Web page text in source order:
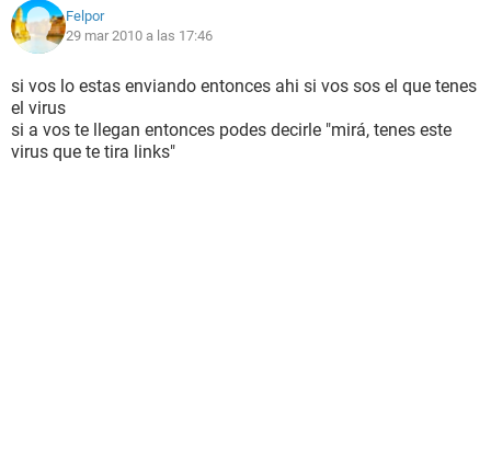
Felpor
29 mar 2010 a las 17:46
si vos lo estas enviando entonces ahi si vos sos el que tenes
el virus
si a vos te llegan entonces podes decirle "mirá, tenes este
virus que te tira links"